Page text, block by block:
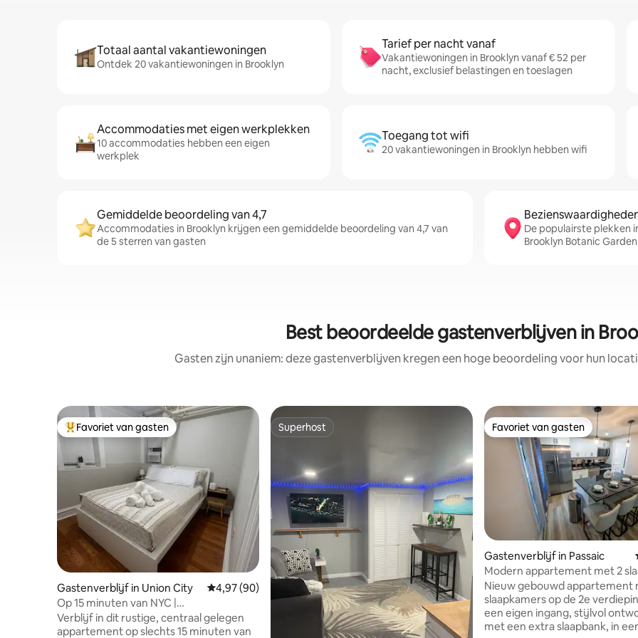
Totaal aantal vakantiewoningen
Ontdek 20 vakantiewoningen in Brooklyn
Tarief per nacht vanaf
Vakantiewoningen in Brooklyn vanaf € 52 per
nacht, exclusief belastingen en toeslagen
Accommodaties met eigen werkplekken
10 accommodaties hebben een eigen
werkplek
Toegang tot wifi
20 vakantiewoningen in Brooklyn hebben wifi
Gemiddelde beoordeling van 4,7
Accommodaties in Brooklyn krijgen een gemiddelde beoordeling van 4,7 van
de 5 sterren van gasten
De populairste plekken
Brooklyn Botanic Garden
Best beoordeelde gastenverblijven in
Gasten zijn unaniem: deze gastenverblijven kregen een hoge beoordeling voor hun
Topfavoriet van gasten
Favoriet van gasten
Gastenverblijf in Union City Gemiddelde beoordeling van 4,97 op 5, 90 recensies
4,97 (90)
Op 15 minuten van NYC |
Privéappartement met 1 slaapkamer +
terras
Verblijf in dit rustige, centraal gelegen
appartement op slechts 15 minuten van
Superhost
Superhost Favoriet van gasten
Favoriet van gasten
Gastenverblijf in Passaic
Modern appartement met 2
op 10 minuten van MetLife|NYC
Nieuw gebouwd appartement
slaapkamers op de 2e
een eigen ingang, stijlvol
met een extra slaapbank, in